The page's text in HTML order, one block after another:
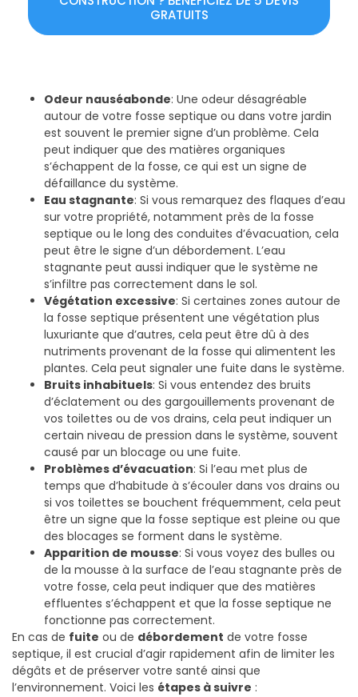
GRATUITS
Odeur nauséabonde: Une odeur désagréable
autour de votre fosse septique ou dans votre jardin
est souvent le premier signe d’un problème. Cela
peut indiquer que des matières organiques
s’échappent de la fosse, ce qui est un signe de
défaillance du système.
Eau stagnante: Si vous remarquez des flaques d’eau
sur votre propriété, notamment près de la fosse
septique ou le long des conduites d’évacuation, cela
peut être le signe d’un débordement. L’eau
stagnante peut aussi indiquer que le système ne
s’infiltre pas correctement dans le sol.
Végétation excessive: Si certaines zones autour de
la fosse septique présentent une végétation plus
luxuriante que d’autres, cela peut être dû à des
nutriments provenant de la fosse qui alimentent les
plantes. Cela peut signaler une fuite dans le système.
Bruits inhabituels: Si vous entendez des bruits
d’éclatement ou des gargouillements provenant de
vos toilettes ou de vos drains, cela peut indiquer un
certain niveau de pression dans le système, souvent
causé par un blocage ou une fuite.
Problèmes d’évacuation: Si l’eau met plus de
temps que d’habitude à s’écouler dans vos drains ou
si vos toilettes se bouchent fréquemment, cela peut
être un signe que la fosse septique est pleine ou que
des blocages se forment dans le système.
Apparition de mousse: Si vous voyez des bulles ou
de la mousse à la surface de l’eau stagnante près de
votre fosse, cela peut indiquer que des matières
effluentes s’échappent et que la fosse septique ne
fonctionne pas correctement.
En cas de fuite ou de débordement de votre fosse
septique, il est crucial d’agir rapidement afin de limiter les
dégâts et de préserver votre santé ainsi que
l’environnement. Voici les étapes à suivre :